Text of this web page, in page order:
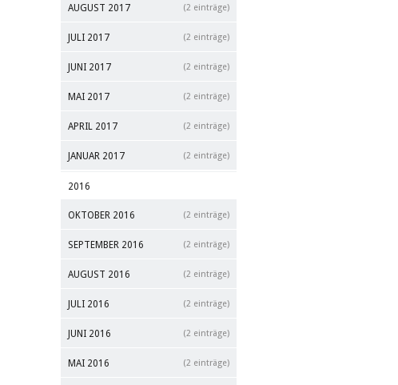
AUGUST 2017 (2 einträge)
JULI 2017 (2 einträge)
JUNI 2017 (2 einträge)
MAI 2017 (2 einträge)
APRIL 2017 (2 einträge)
JANUAR 2017 (2 einträge)
2016
OKTOBER 2016 (2 einträge)
SEPTEMBER 2016 (2 einträge)
AUGUST 2016 (2 einträge)
JULI 2016 (2 einträge)
JUNI 2016 (2 einträge)
MAI 2016 (2 einträge)